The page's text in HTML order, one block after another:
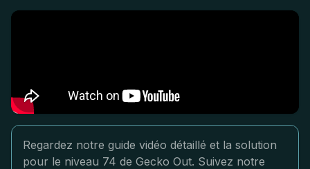
Regardez notre guide vidéo détaillé et la solution
pour le niveau 74 de Gecko Out. Suivez notre